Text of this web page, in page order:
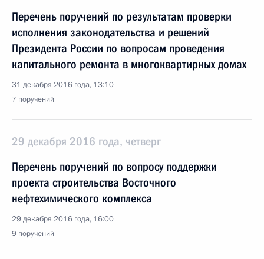
Перечень поручений по результатам проверки
исполнения законодательства и решений
Президента России по вопросам проведения
капитального ремонта в многоквартирных домах
31 декабря 2016 года, 13:10
7 поручений
29 декабря 2016 года, четверг
Перечень поручений по вопросу поддержки
проекта строительства Восточного
нефтехимического комплекса
29 декабря 2016 года, 16:00
9 поручений